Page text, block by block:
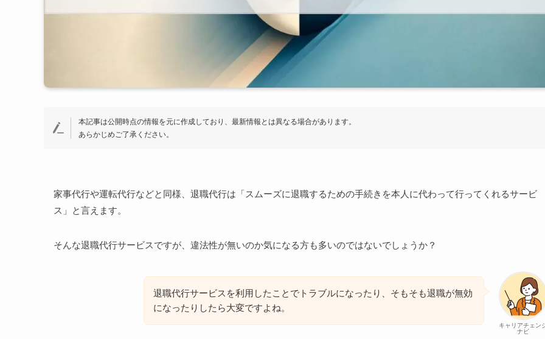
本記事は公開時点の情報を元に作成しており、最新情報とは異なる場合があります。
あらかじめご了承ください。
家事代行や運転代行などと同様、退職代行は「スムーズに退職するための手続きを本人に代わって行ってくれるサービ
ス」と言えます。
そんな退職代行サービスですが、違法性が無いのか気になる方も多いのではないでしょうか？
キャリアチェン
ナビ
退職代行サービスを利用したことでトラブルになったり、そもそも退職が無効
になったりしたら大変ですよね。